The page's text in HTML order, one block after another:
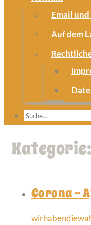
Email
Auf dem
Corona –